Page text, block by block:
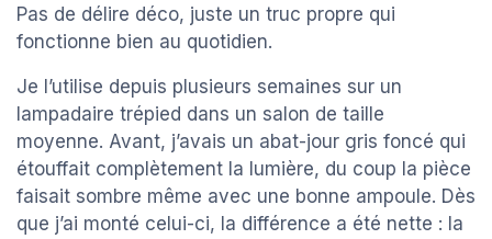
Pas de délire déco, juste un truc propre qui
fonctionne bien au quotidien.
Je l’utilise depuis plusieurs semaines sur un
lampadaire trépied dans un salon de taille
moyenne. Avant, j’avais un abat-jour gris foncé qui
étouffait complètement la lumière, du coup la pièce
faisait sombre même avec une bonne ampoule. Dès
que j’ai monté celui-ci, la différence a été nette : la